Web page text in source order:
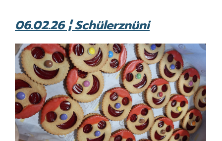
06.02.26 ¦ Schülerznüni